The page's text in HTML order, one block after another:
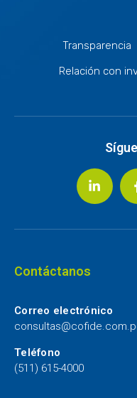
Transparencia
Relación con
Contáctanos
Correo electrónico
Teléfono
(511) 615-4000